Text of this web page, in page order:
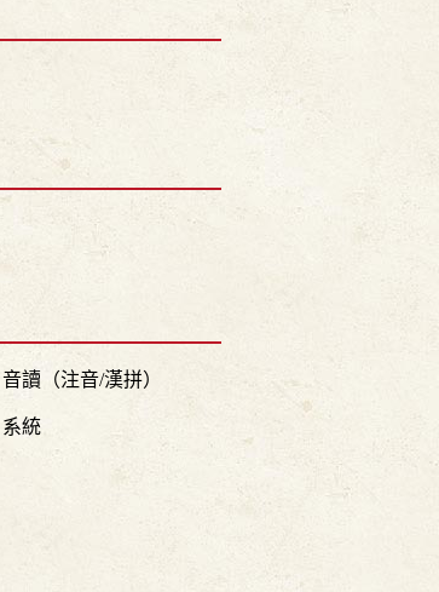
音讀（注音/漢拼）
系統